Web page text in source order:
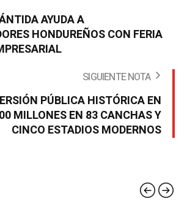
AYUDA A
HONDUREÑOS CON FERIA
SIGUIENTE NOTA
PÚBLICA HISTÓRICA EN
MILLONES EN 83 CANCHAS Y
CINCO ESTADIOS MODERNOS